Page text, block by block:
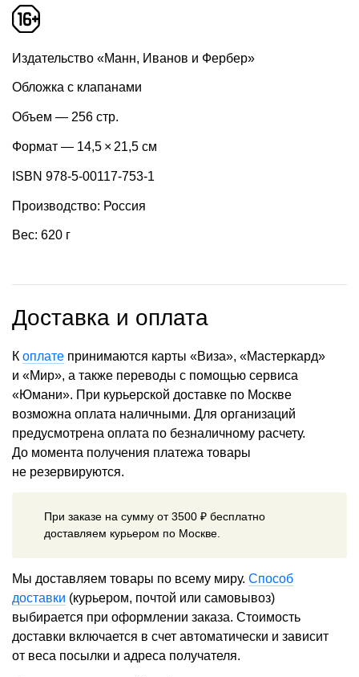
Издательство «Манн, Иванов и Фербер»
Обложка с клапанами
Объем — 256 стр.
Формат — 14,5 × 21,5 см
ISBN 978-5-00117-753-1
Производство: Россия
Вес: 620 г
Доставка и оплата
К оплате принимаются карты «Виза», «Мастеркард»
и «Мир», а также переводы с помощью сервиса
«Юмани». При курьерской доставке по Москве
возможна оплата наличными. Для организаций
предусмотрена оплата по безналичному расчету.
До момента получения платежа товары
не резервируются.
При заказе на сумму от 3500 ₽ бесплатно
доставляем курьером по Москве.
Мы доставляем товары по всему миру. Способ
доставки (курьером, почтой или самовывоз)
выбирается при оформлении заказа. Стоимость
доставки включается в счет автоматически и зависит
от веса посылки и адреса получателя.